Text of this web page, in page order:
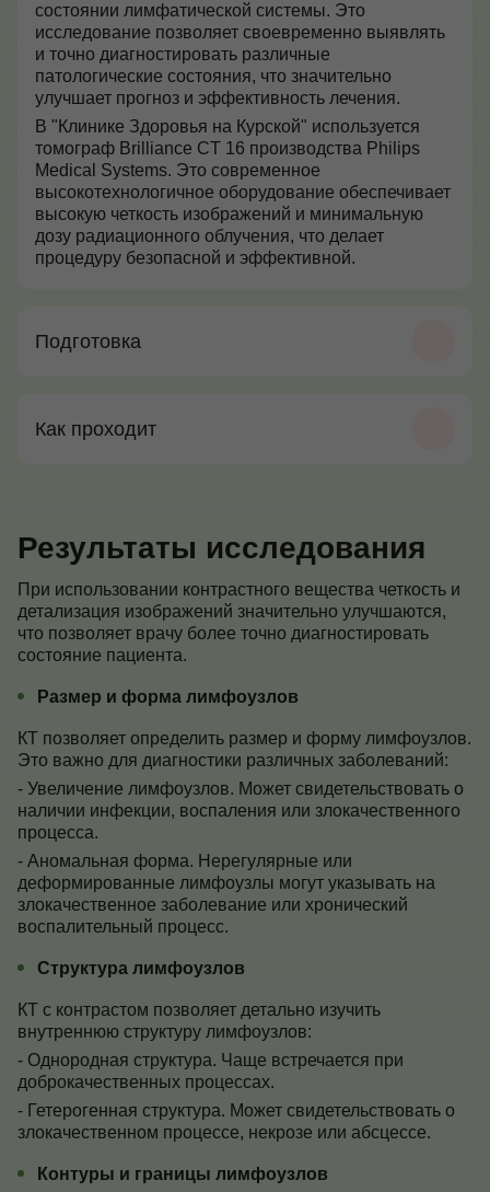
состоянии лимфатической системы. Это
исследование позволяет своевременно выявлять
и точно диагностировать различные
патологические состояния, что значительно
улучшает прогноз и эффективность лечения.
В "Клинике Здоровья на Курской" используется
томограф Brilliance CT 16 производства Philips
Medical Systems. Это современное
высокотехнологичное оборудование обеспечивает
высокую четкость изображений и минимальную
дозу радиационного облучения, что делает
процедуру безопасной и эффективной.
Подготовка
Как проходит
Результаты исследования
При использовании контрастного вещества четкость и
детализация изображений значительно улучшаются,
что позволяет врачу более точно диагностировать
состояние пациента.
Размер и форма лимфоузлов
КТ позволяет определить размер и форму лимфоузлов.
Это важно для диагностики различных заболеваний:
- Увеличение лимфоузлов. Может свидетельствовать о
наличии инфекции, воспаления или злокачественного
процесса.
- Аномальная форма. Нерегулярные или
деформированные лимфоузлы могут указывать на
злокачественное заболевание или хронический
воспалительный процесс.
Структура лимфоузлов
КТ с контрастом позволяет детально изучить
внутреннюю структуру лимфоузлов:
- Однородная структура. Чаще встречается при
доброкачественных процессах.
- Гетерогенная структура. Может свидетельствовать о
злокачественном процессе, некрозе или абсцессе.
Контуры и границы лимфоузлов